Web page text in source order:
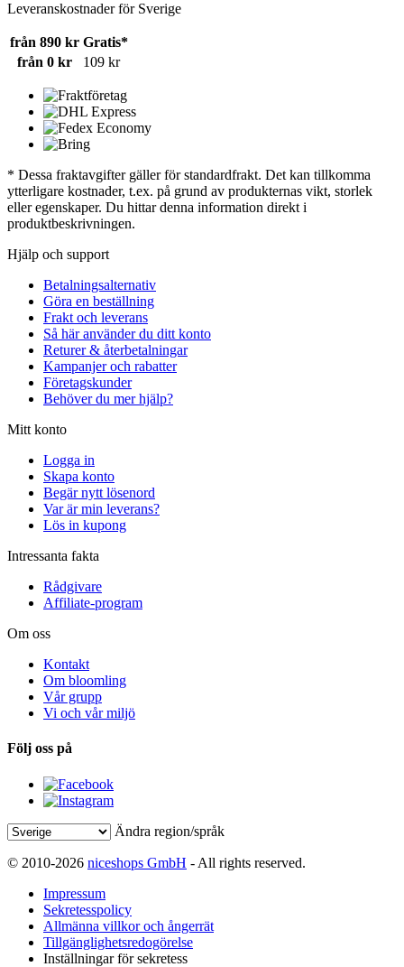
Leveranskostnader för Sverige
från 890 kr Gratis*
från 0 kr
109 kr
* Dessa fraktavgifter gäller för standardfrakt. Det kan tillkomma
ytterligare kostnader, t.ex. på grund av produkternas vikt, storlek
eller egenskaper. Du hittar denna information direkt i
produktbeskrivningen.
Hjälp och support
Betalningsalternativ
Göra en beställning
Frakt och leverans
Så här använder du ditt konto
Returer & återbetalningar
Kampanjer och rabatter
Företagskunder
Behöver du mer hjälp?
Mitt konto
Logga in
Skapa konto
Begär nytt lösenord
Var är min leverans?
Lös in kupong
Intressanta fakta
Rådgivare
Affiliate-program
Om oss
Kontakt
Om bloomling
Vår grupp
Vi och vår miljö
Följ oss på
Ändra region/språk
© 2010-2026 niceshops GmbH - All rights reserved.
Impressum
Sekretesspolicy
Allmänna villkor och ångerrät
Tillgänglighetsredogörelse
Inställningar för sekretess